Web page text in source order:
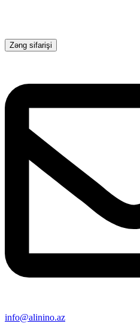
Zəng sifarişi
info@alinino.az